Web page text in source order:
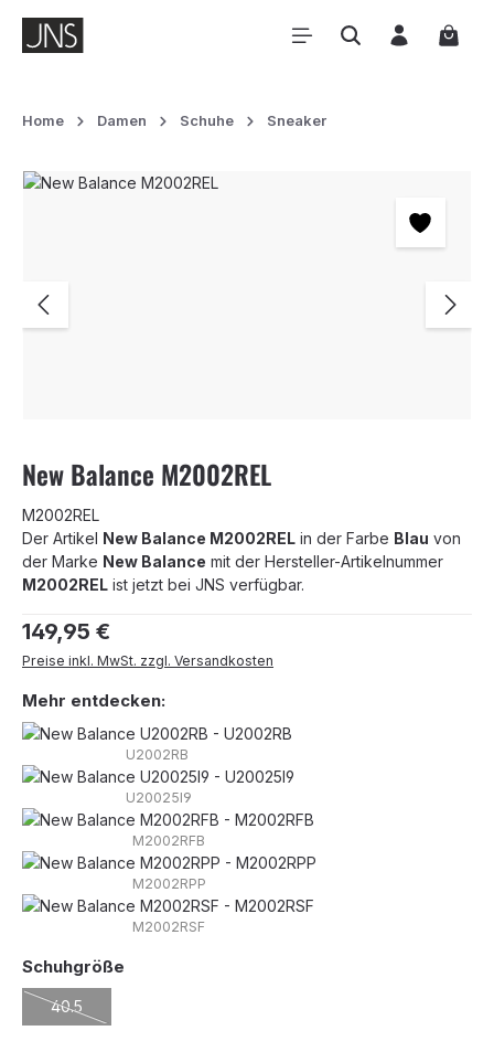
Zum Hauptinhalt springen
Home Damen Schuhe Sneaker
Bildergalerie überspringen
New Balance M2002REL
M2002REL
Der Artikel New Balance M2002REL in der Farbe Blau von
der Marke New Balance mit der Hersteller-Artikelnummer
M2002REL ist jetzt bei JNS verfügbar.
Regulärer Preis:
149,95 €
Preise inkl. MwSt. zzgl. Versandkosten
Mehr entdecken:
U2002RB
U20025I9
M2002RFB
M2002RPP
M2002RSF
Schuhgröße
40.5
(Diese Option ist zurzeit nicht verfügbar.)